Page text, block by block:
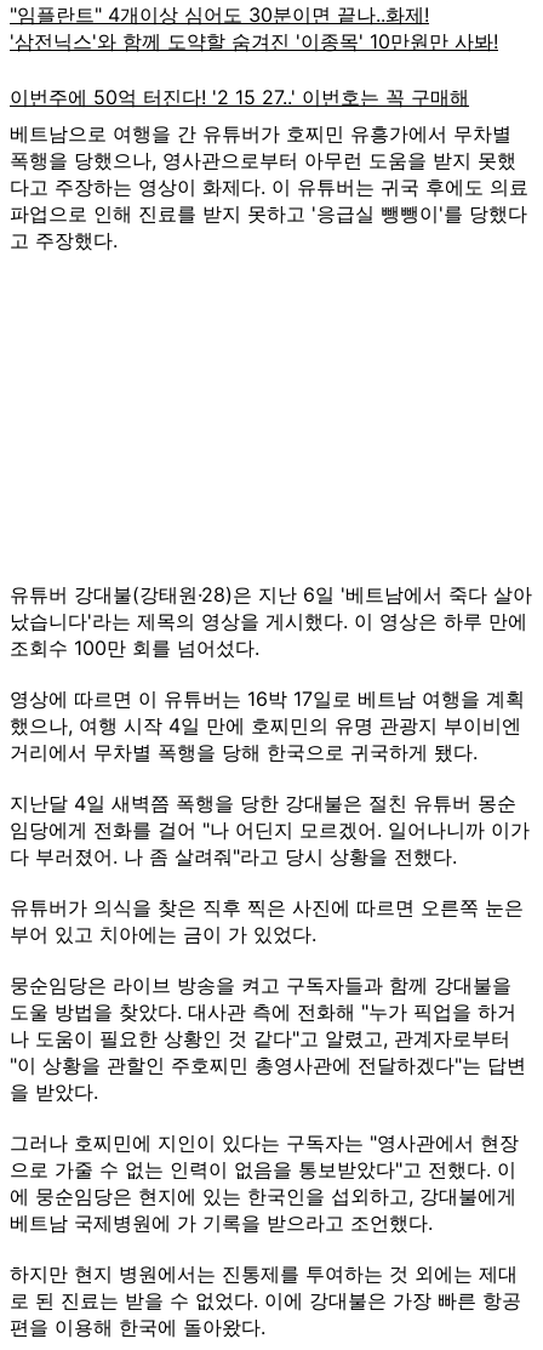
베트남으로 여행을 간 유튜버가 호찌민 유흥가에서 무차별
폭행을 당했으나, 영사관으로부터 아무런 도움을 받지 못했
다고 주장하는 영상이 화제다. 이 유튜버는 귀국 후에도 의료
파업으로 인해 진료를 받지 못하고 '응급실 뺑뺑이'를 당했다
고 주장했다.
유튜버 강대불(강태원·28)은 지난 6일 '베트남에서 죽다 살아
났습니다'라는 제목의 영상을 게시했다. 이 영상은 하루 만에
조회수 100만 회를 넘어섰다.
영상에 따르면 이 유튜버는 16박 17일로 베트남 여행을 계획
했으나, 여행 시작 4일 만에 호찌민의 유명 관광지 부이비엔
거리에서 무차별 폭행을 당해 한국으로 귀국하게 됐다.
지난달 4일 새벽쯤 폭행을 당한 강대불은 절친 유튜버 몽순
임당에게 전화를 걸어 "나 어딘지 모르겠어. 일어나니까 이가
다 부러졌어. 나 좀 살려줘"라고 당시 상황을 전했다.
유튜버가 의식을 찾은 직후 찍은 사진에 따르면 오른쪽 눈은
부어 있고 치아에는 금이 가 있었다.
뭉순임당은 라이브 방송을 켜고 구독자들과 함께 강대불을
도울 방법을 찾았다. 대사관 측에 전화해 "누가 픽업을 하거
나 도움이 필요한 상황인 것 같다"고 알렸고, 관계자로부터
"이 상황을 관할인 주호찌민 총영사관에 전달하겠다"는 답변
을 받았다.
그러나 호찌민에 지인이 있다는 구독자는 "영사관에서 현장
으로 가줄 수 없는 인력이 없음을 통보받았다"고 전했다. 이
에 뭉순임당은 현지에 있는 한국인을 섭외하고, 강대불에게
베트남 국제병원에 가 기록을 받으라고 조언했다.
하지만 현지 병원에서는 진통제를 투여하는 것 외에는 제대
로 된 진료는 받을 수 없었다. 이에 강대불은 가장 빠른 항공
편을 이용해 한국에 돌아왔다.